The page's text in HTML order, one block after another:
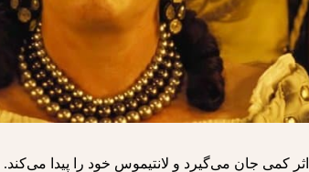
کمی جان می‌گیرد و لانتیموس خود را پیدا